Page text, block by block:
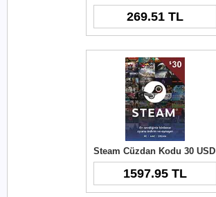
269.51 TL
Steam Cüzdan Kodu 30 USD
1597.95 TL